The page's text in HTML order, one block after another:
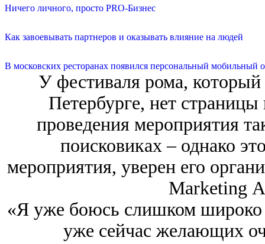
Ничего личного, просто PRO-Бизнес
Как завоевывать партнеров и оказывать влияние на людей
В московских ресторанах появился персональный мобильный
У фестиваля рома,
Петербурге, нет
проведения мероприятия
поисковиках – однако
мероприятия, уверен его
Marketing
«Я уже боюсь слишком широко
уже сейчас желающих